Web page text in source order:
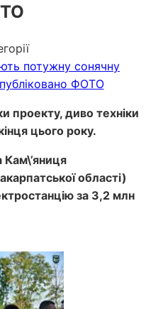
проекту, диво техніки
цього року.
Кам\’яниця
області)
за 3,2 млн